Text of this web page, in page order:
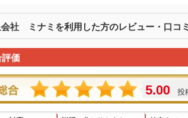
社 ミナミを利用した方のレビュー・口コミ
価
5.00 投